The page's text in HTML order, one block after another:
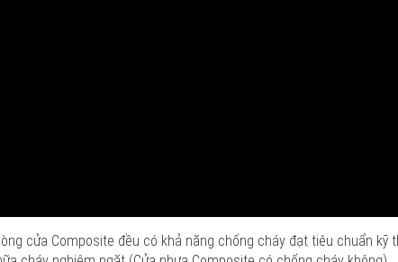
cửa Composite đều có khả năng chống cháy đạt tiêu chuẩn kỹ